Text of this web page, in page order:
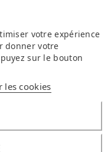
votre expérience
donner votre
sur le bouton
les cookies